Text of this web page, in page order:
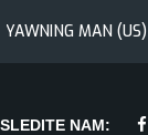
MAN
trip (HR)
SLEDITE NAM: